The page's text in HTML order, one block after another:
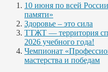
10 июня по всей
памяти»
Здоровье – это сила
ТТЖТ — территория
2026 учебного года!
Чемпионат
мастерства и победам